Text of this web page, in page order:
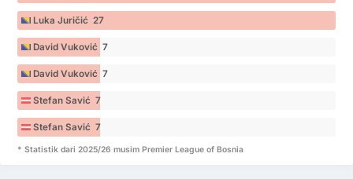
Luka Juričić 27
David Vuković 7
David Vuković 7
Stefan Savić 7
Stefan Savić 7
* Statistik dari 2025/26 musim Premier League of Bosnia